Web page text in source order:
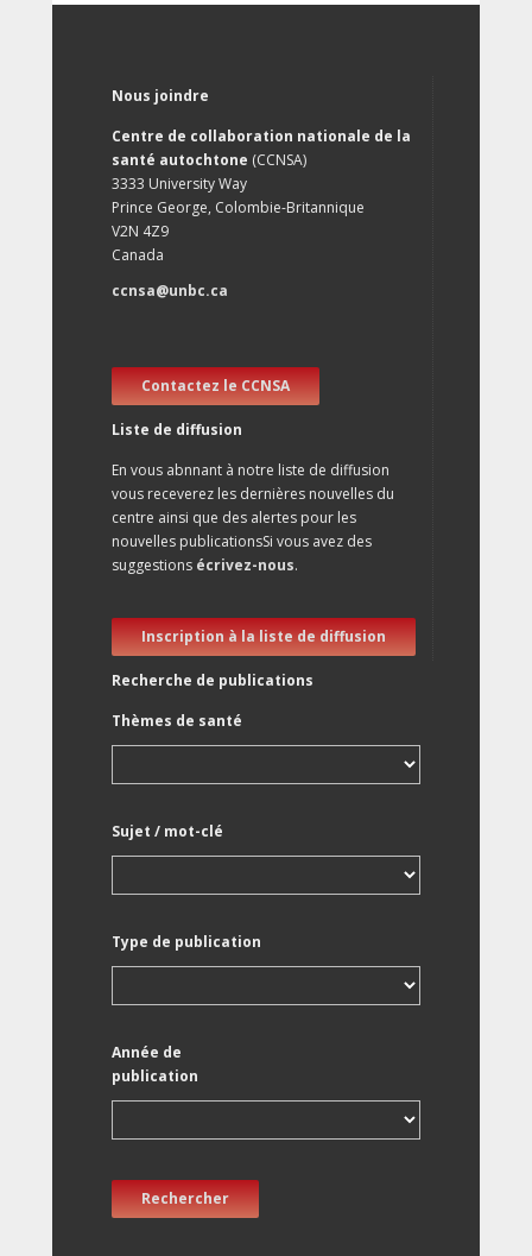
Nous joindre
Centre de collaboration nationale de la
santé autochtone (CCNSA)
3333 University Way
Prince George, Colombie-Britannique
V2N 4Z9
Canada
ccnsa@unbc.ca
Contactez le CCNSA
Liste de diffusion
En vous abnnant à notre liste de diffusion
vous receverez les dernières nouvelles du
centre ainsi que des alertes pour les
nouvelles publicationsSi vous avez des
suggestions écrivez-nous.
Inscription à la liste de diffusion
Recherche de publications
Thèmes de santé
Sujet / mot-clé
Type de publication
Année de
publication
Rechercher